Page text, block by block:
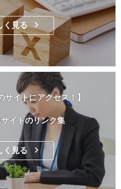
く見る
サイトにアクセス！】
イトのリンク集
く見る